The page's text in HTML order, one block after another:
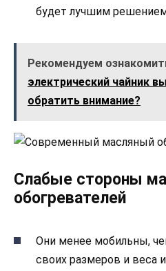
будет лучшим решением
Рекомендуем
электрический чайник
обратить внимание?
Слабые стороны
обогревателей
Они менее мобильны,
своих размеров и веса